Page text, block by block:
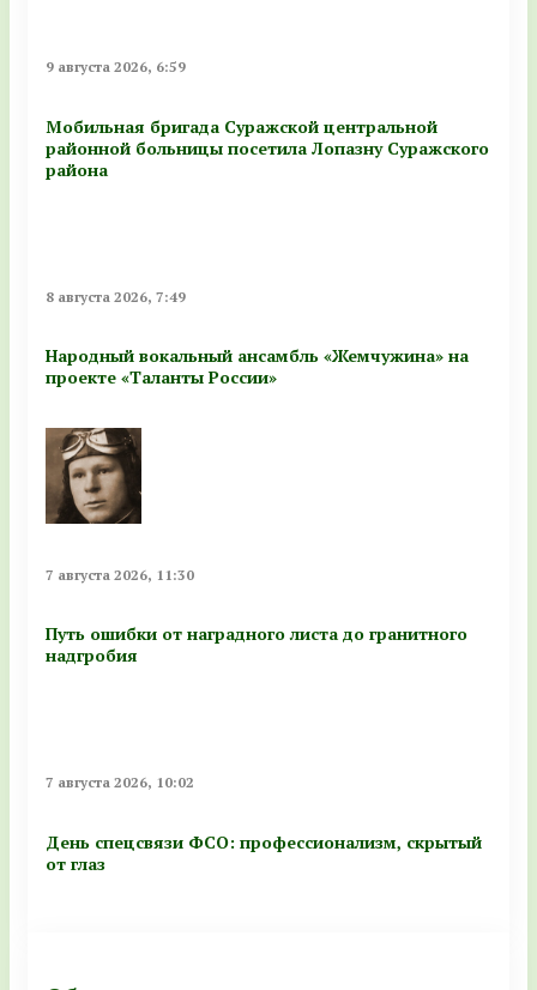
9 августа 2026, 6:59
Мобильная бригада Суражской центральной
районной больницы посетила Лопазну Суражского
района
8 августа 2026, 7:49
Народный вокальный ансамбль «Жемчужина» на
проекте «Таланты России»
7 августа 2026, 11:30
Путь ошибки от наградного листа до гранитного
надгробия
7 августа 2026, 10:02
День спецсвязи ФСО: профессионализм, скрытый
от глаз